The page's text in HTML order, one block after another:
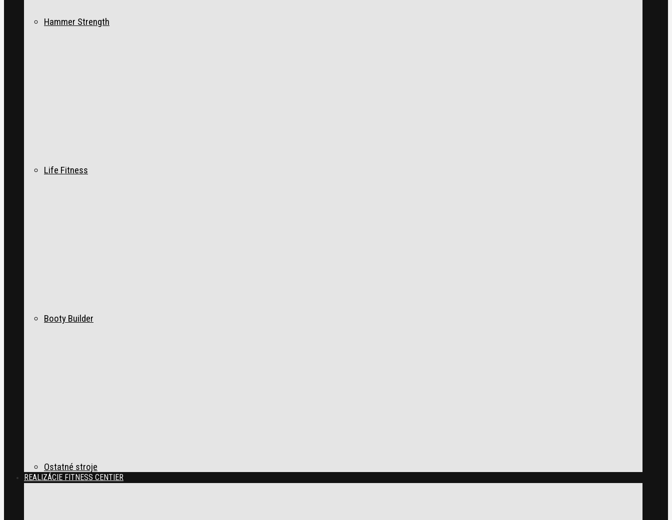
Hammer Strength
Life Fitness
Booty Builder
Ostatné stroje
REALIZÁCIE FITNESS CENTIER